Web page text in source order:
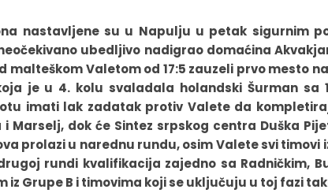
nastavljene su u Napulju u petak sigurnim
ubedljivo nadigrao domaćina
Valetom od 17:5 zauzeli prvo mesto
je u 4. kolu svaladala holandski Šurman sa
imati lak zadatak protiv Valete da
Marselj, dok će Sintez srpskog centra Duška
prolazi u narednu rundu, osim Valete svi timovi
rundi kvalifikacija zajedno sa Radničkim,
iz Grupe B i timovima koji se uključuju u toj fazi